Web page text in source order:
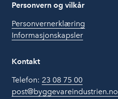
Personvern og vilkår
Personvernerklæring
Informasjonskapsler
Kontakt
Telefon: 23 08 75 00
post@byggevareindustrien.no